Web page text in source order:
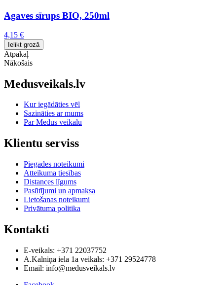
Agaves sīrups BIO, 250ml
4,15 €
Ielikt grozā
Atpakaļ
Nākošais
Medusveikals.lv
Kur iegādāties vēl
Sazināties ar mums
Par Medus veikalu
Klientu serviss
Piegādes noteikumi
Atteikuma tiesības
Distances līgums
Pasūtījumi un apmaksa
Lietošanas noteikumi
Privātuma politika
Kontakti
E-veikals: +371 22037752
A.Kalniņa iela 1a veikals: +371 29524778
Email: info@medusveikals.lv